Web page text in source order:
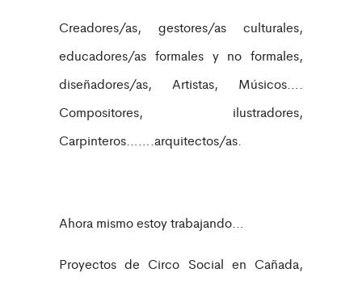
Creadores/as, gestores/as culturales,
educadores/as formales y no formales,
diseñadores/as, Artistas, Músicos….
Compositores, ilustradores,
Carpinteros…….arquitectos/as.
Ahora mismo estoy trabajando…
Proyectos de Circo Social en Cañada,